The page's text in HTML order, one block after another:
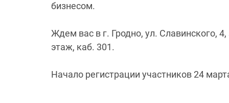
бизнесом.
Ждем вас в г. Гродно, ул. Славинского,
этаж, каб. 301.
Начало регистрации участников 24